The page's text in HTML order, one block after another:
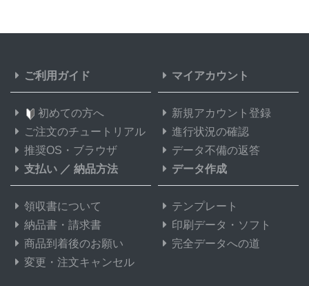
ご利用ガイド
初めての方へ
ご注文のチュートリアル
推奨OS・ブラウザ
マイアカウント
新規アカウント登録
進行状況の確認
データ不備の返答
支払い ／ 納品方法
領収書について
納品書・請求書
商品到着後のお願い
変更・注文キャンセル
データ作成
テンプレート
印刷データ・ソフト
完全データへの道